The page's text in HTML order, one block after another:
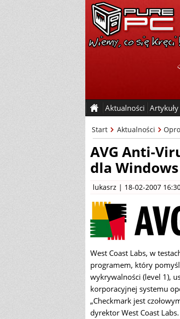
Aktualności Artykuły
Start Aktualności
AVG Anti-
dla
lukasrz | 18-02-2007
West Coast Labs, w
programem, który
wykrywalności (level 1),
korporacyjnej systemu
„Checkmark jest
dyrektor West Coast